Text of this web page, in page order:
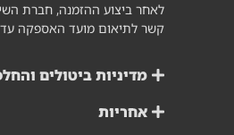
לאחר ביצוע ההזמנה, חברת
קשר לתיאום מועד האספקה עד 7 ימי עסקים.
מדיניות ביטולים
אחריות